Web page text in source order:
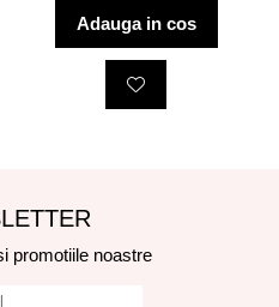
Adauga in cos
promotiile noastre